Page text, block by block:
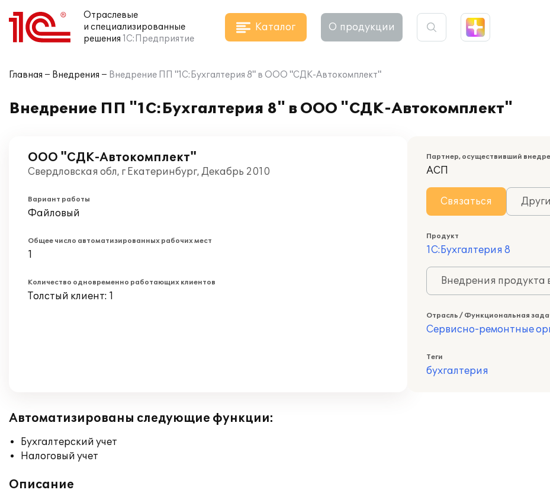
Отраслевые
и специализированные
решения 1С:Предприятие
Каталог О продукции
Главная Внедрения Внедрение ПП "1С:Бухгалтерия 8" в ООО "СДК-Автокомплект"
Внедрение ПП "1С:Бухгалтерия 8" в ООО "СДК-Автокомплект"
ООО "СДК-Автокомплект"
Свердловская обл, г Екатеринбург, Декабрь 2010
Вариант работы
Файловый
Общее число автоматизированных рабочих мест
1
Количество одновременно работающих клиентов
Толстый клиент: 1
Партнер, осуществивший
АСП
Связаться
Продукт
1С:Бухгалтерия 8
Внедрения продукта
Отрасль / Функциональная
Сервисно-ремонтные
Теги
бухгалтерия
Автоматизированы следующие функции:
Бухгалтерский учет
Налоговый учет
Описание